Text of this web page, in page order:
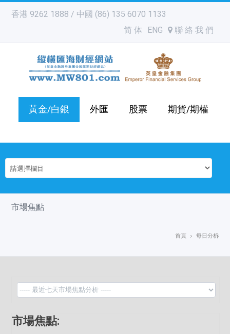
香港 9262 1888 / 中國 (86) 135 6070 1133
简 体
ENG 聯 絡 我 們
黃金/白銀 外匯 股票 期貨/期權
市場焦點
首頁 每日分析
市場焦點: